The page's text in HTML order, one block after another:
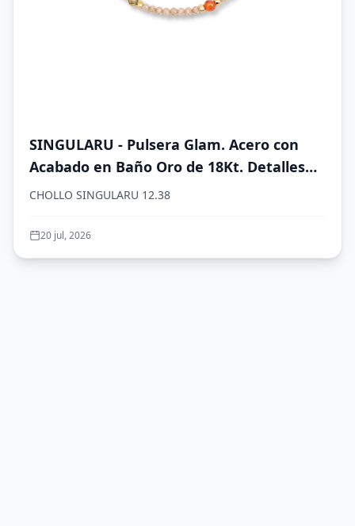
SINGULARU - Pulsera Glam. Acero con
Acabado en Baño Oro de 18Kt. Detalles
en Cristales de Colores. Largo de 19 cm.
CHOLLO SINGULARU 12.38
20 jul, 2026